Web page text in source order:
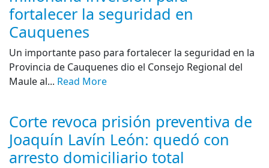
fortalecer la seguridad en
Cauquenes
Un importante paso para fortalecer la seguridad en la
Provincia de Cauquenes dio el Consejo Regional del
Maule al... Read More
Corte revoca prisión preventiva de
Joaquín Lavín León: quedó con
arresto domiciliario total